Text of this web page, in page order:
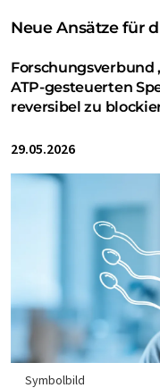
Neue Ansätze für
Forschungsverbund
ATP-gesteuerten
reversibel zu
29.05.2026
Symbolbild